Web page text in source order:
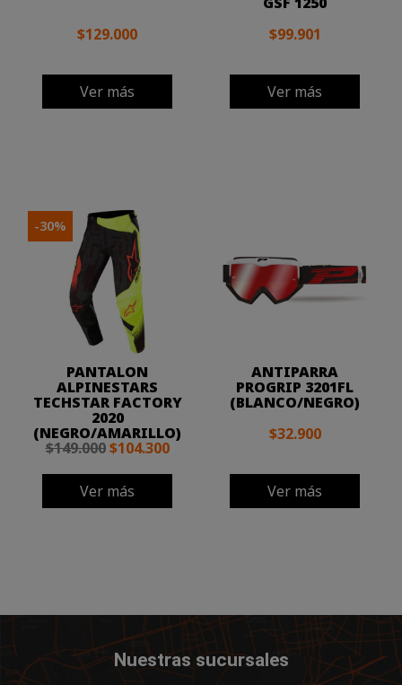
$129.000
Ver más
$99.901
Ver más
PANTALON
ALPINESTARS
TECHSTAR FACTORY
2020
(NEGRO/AMARILLO)
$149.000 $104.300
Ver más
-30%
ANTIPARRA
PROGRIP 3201FL
(BLANCO/NEGRO)
$32.900
Ver más
Nuestras sucursales